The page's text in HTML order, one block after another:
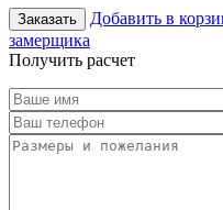
Заказать Добавить в
замерщика
Получить расчет